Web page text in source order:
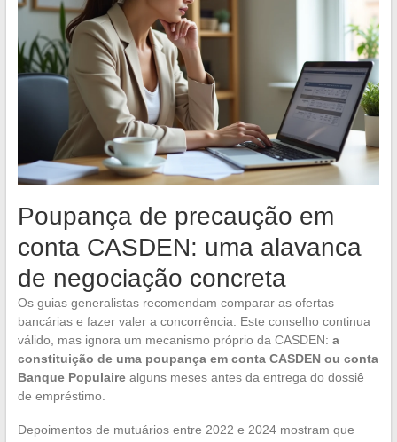
Poupança de precaução em
conta CASDEN: uma alavanca
de negociação concreta
Os guias generalistas recomendam comparar as ofertas
bancárias e fazer valer a concorrência. Este conselho continua
válido, mas ignora um mecanismo próprio da CASDEN: a
constituição de uma poupança em conta CASDEN ou conta
Banque Populairealguns meses antes da entrega do dossiê
de empréstimo.
Depoimentos de mutuários entre 2022 e 2024 mostram que